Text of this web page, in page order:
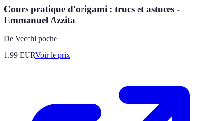
Cours pratique d'origami : trucs et astuces -
Emmanuel Azzita
De Vecchi poche
1.99 EURVoir le prix